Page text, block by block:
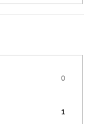
0
1